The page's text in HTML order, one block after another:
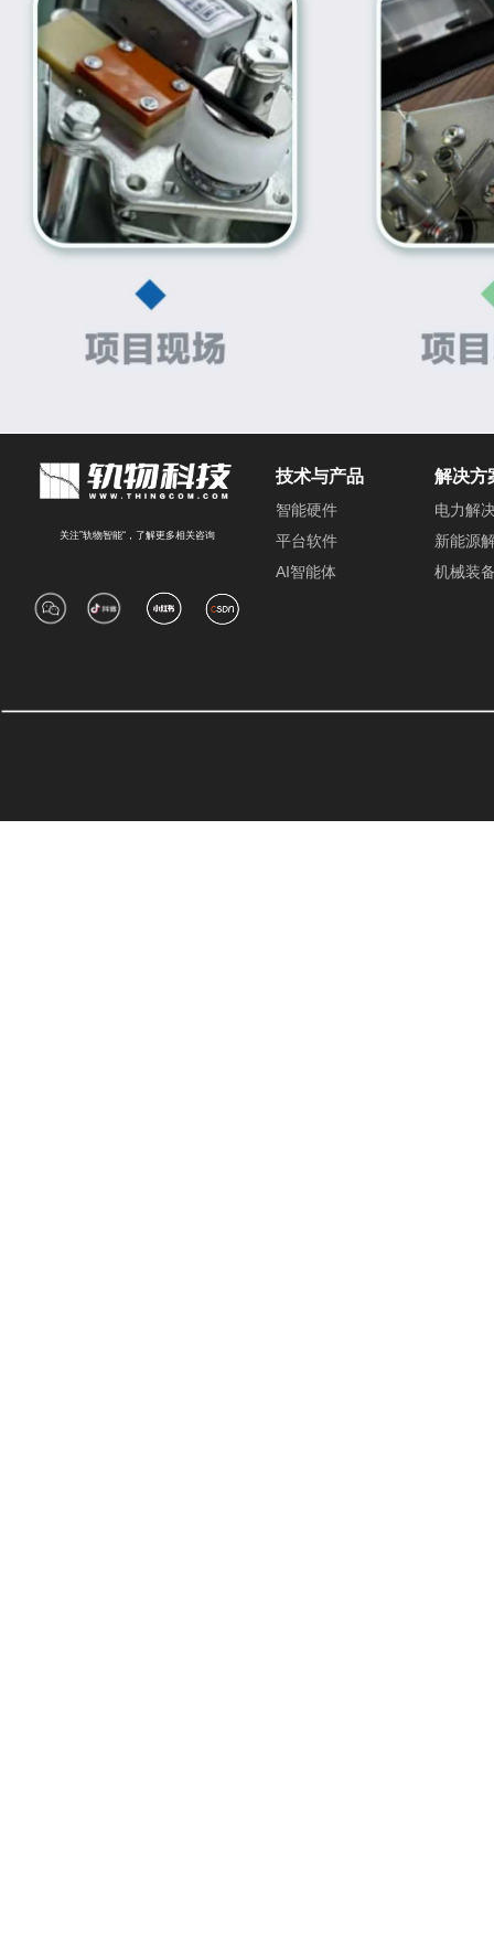
关注”轨物智能“，了解更多相关咨询
解决方
电力解
新能源
机械装
技术与产品
智能硬件
平台软件
AI智能体